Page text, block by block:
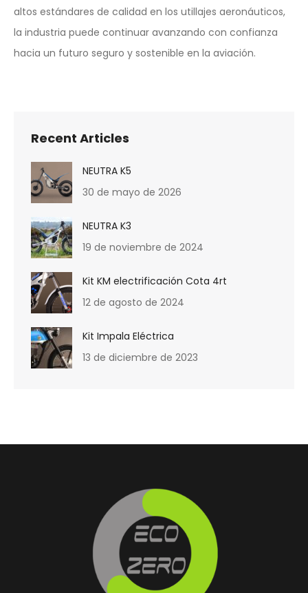
altos estándares de calidad en los utillajes aeronáuticos,
la industria puede continuar avanzando con confianza
hacia un futuro seguro y sostenible en la aviación.
Recent Articles
NEUTRA K5
30 de mayo de 2026
NEUTRA K3
19 de noviembre de 2024
Kit KM electrificación Cota 4rt
12 de agosto de 2024
Kit Impala Eléctrica
13 de diciembre de 2023